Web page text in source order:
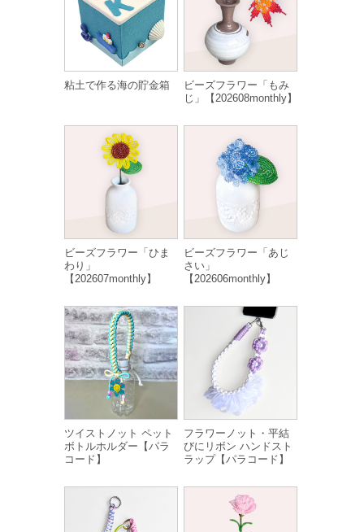
粘土で作る海の貯金箱
ビーズフラワー「もみ
じ」【202608monthly】
ビーズフラワー「ひま
わり」
【202607monthly】
ビーズフラワー「あじ
さい」
【202606monthly】
ツイストノット ペット
ボトルホルダー【パラ
コード】
フラワーノット・平結
びにリボン ハンドスト
ラップ【パラコード】